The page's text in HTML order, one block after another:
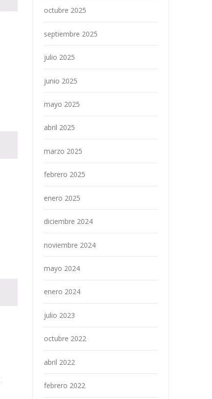
octubre 2025
septiembre 2025
julio 2025
junio 2025
mayo 2025
abril 2025
marzo 2025
febrero 2025
enero 2025
diciembre 2024
noviembre 2024
mayo 2024
enero 2024
julio 2023
octubre 2022
abril 2022
febrero 2022